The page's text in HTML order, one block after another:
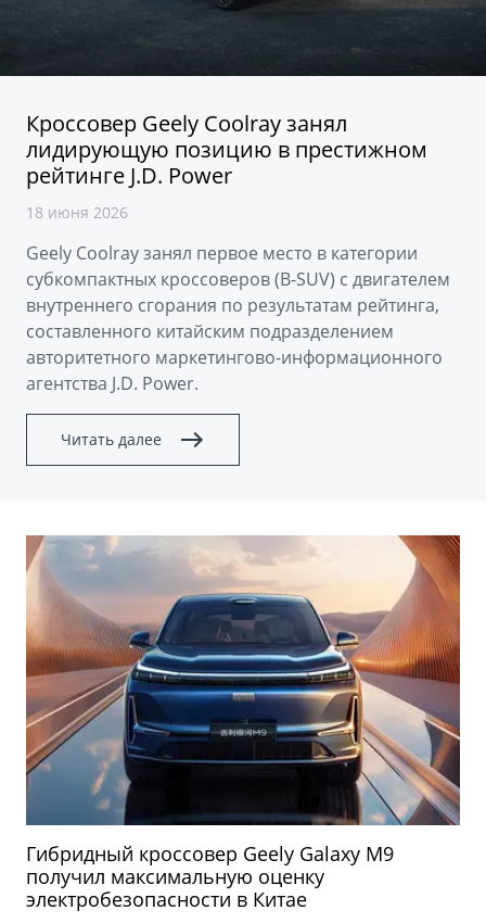
от 4 349 990 ₽* от 3 079 990 ₽*
Автокредит
Расчет КАСКО
Страхование
GEELY Лизинг
ПОДДЕРЖКА
Помощь на дорогах
Гарантия Geely
Сервисная книжка
Вопросы и ответы
Кроссовер Geely Coolray занял
лидирующую позицию в престижном
рейтинге J.D. Power
18 июня 2026
Geely Coolray занял первое место в категории
субкомпактных кроссоверов (B-SUV) с двигателем
внутреннего сгорания по результатам рейтинга,
составленного китайским подразделением
авторитетного маркетингово-информационного
агентства J.D. Power.
Читать далее
Гибридный кроссовер Geely Galaxy M9
получил максимальную оценку
электробезопасности в Китае